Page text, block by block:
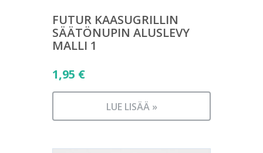
FUTUR KAASUGRILLIN
SÄÄTÖNUPIN ALUSLEVY
MALLI 1
1,95 €
LUE LISÄÄ »